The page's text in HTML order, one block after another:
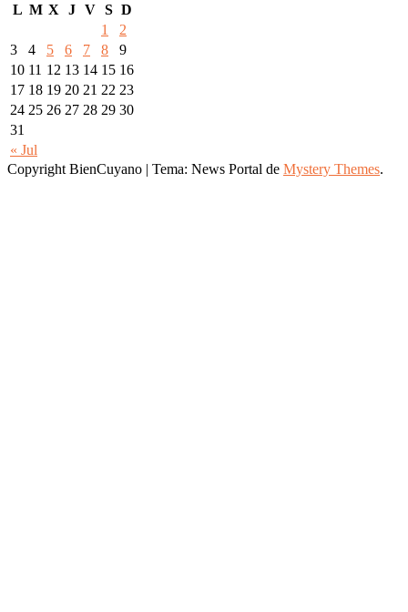
L M X J V S D
« Jul
1
2
3
4 5 6 7 8
9
10 11 12 13 14 15 16
17 18 19 20 21 22 23
24 25 26 27 28 29 30
31
Copyright BienCuyano | Tema: News Portal de Mystery Themes.